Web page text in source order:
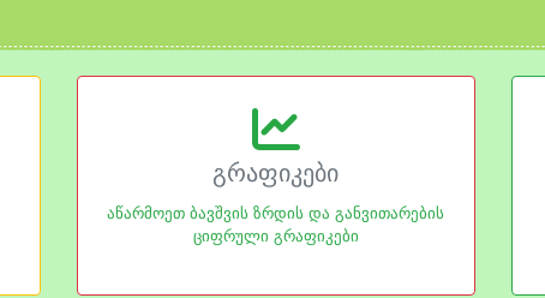
გრაფიკები
აწარმოეთ ბავშვის ზრდის და განვითარების
ციფრული გრაფიკები